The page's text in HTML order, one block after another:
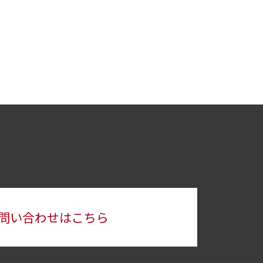
い合わせはこちら